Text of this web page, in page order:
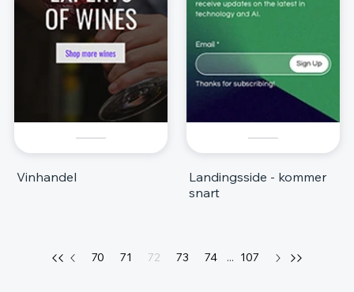
Vinhandel
Landingsside - kommer
snart
70 71 72 73 74 ... 107